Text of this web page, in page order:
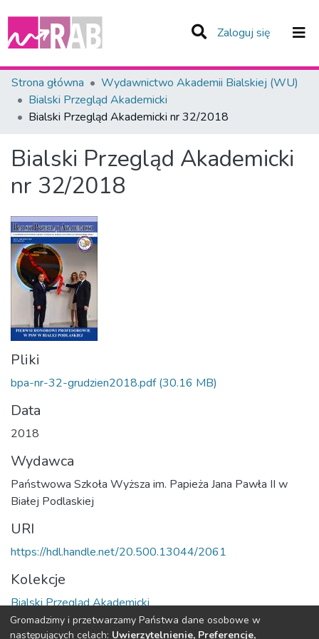
Zaloguj się (current)
Zespoły i Kolekcje
Statystyka
Strona główna
Wydawnictwo Akademii Bialskiej (WU)
Bialski Przegląd Akademicki
Bialski Przegląd Akademicki nr 32/2018
Bialski Przegląd Akademicki
nr 32/2018
Pliki
bpa-nr-32-grudzien2018.pdf (30.16 MB)
Data
2018
Wydawca
Państwowa Szkoła Wyższa im. Papieża Jana Pawła II w
Białej Podlaskiej
URI
https://hdl.handle.net/20.500.13044/2061
Kolekcje
Bialski Przegląd Akademicki
Cała strona rekordu
Gromadzimy i przetwarzamy Państwa dane osobowe w
następujących celach: Uwierzytelnienie, Preferencje,